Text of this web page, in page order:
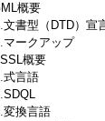
概要
文書型（DTD）宣
マークアップ
概要
式言語
SDQL
変換言語